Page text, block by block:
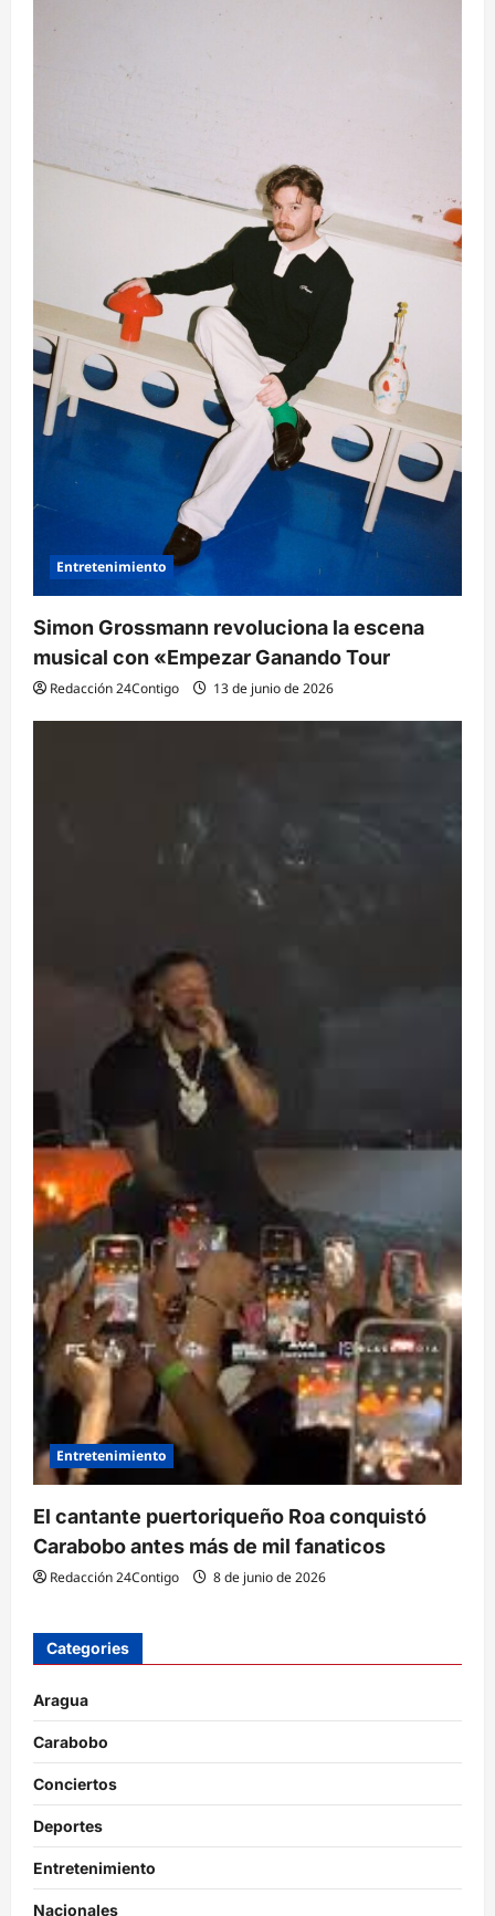
Entretenimiento
Simon Grossmann revoluciona la escena
musical con «Empezar Ganando Tour
Redacción 24Contigo 13 de junio de 2026
Entretenimiento
El cantante puertoriqueño Roa conquistó
Carabobo antes más de mil fanaticos
Redacción 24Contigo 8 de junio de 2026
Categories
Aragua
Carabobo
Conciertos
Deportes
Entretenimiento
Nacionales